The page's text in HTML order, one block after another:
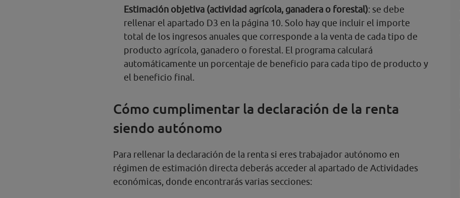
Estimación objetiva (actividad agrícola, ganadera o forestal): se debe
rellenar el apartado D3 en la página 10. Solo hay que incluir el importe
total de los ingresos anuales que corresponde a la venta de cada tipo de
producto agrícola, ganadero o forestal. El programa calculará
automáticamente un porcentaje de beneficio para cada tipo de producto y
el beneficio final.
Cómo cumplimentar la declaración de la renta
siendo autónomo
Para rellenar la declaración de la renta si eres trabajador autónomo en
régimen de estimación directa deberás acceder al apartado de Actividades
económicas, donde encontrarás varias secciones: